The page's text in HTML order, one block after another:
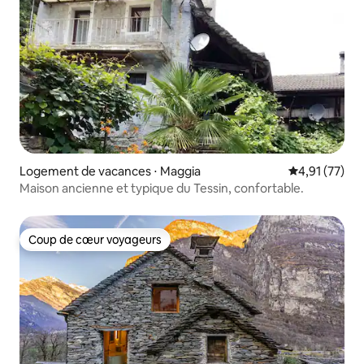
Logement de vacances ⋅ Maggia Évaluation
4,91 (77)
Maison ancienne et typique du Tessin, confortable.
Coup de cœur voyageurs
Coup de cœur voyageurs